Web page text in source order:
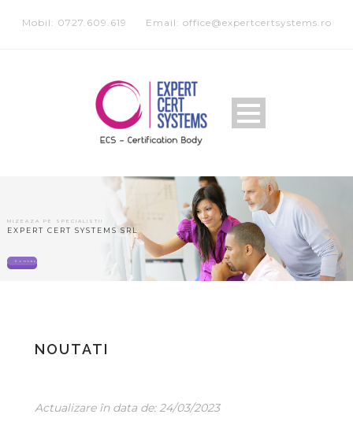
Mobil: 0727.609.619 Email: office@expertcertsystems.ro
Contact
EXPERT CERT SYSTEMS SRL
MIZEAZA PE SPECIALISTI!
NOUTATI
Actualizare în data de: 24/03/2023